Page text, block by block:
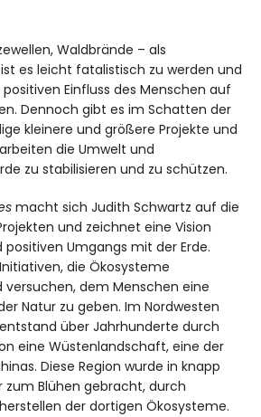
Waldbrände – als
es leicht fatalistisch zu werden und
Einfluss des Menschen auf
Dennoch gibt es im Schatten der
kleinere und größere Projekte und
die Umwelt und
zu stabilisieren und zu schützen.
macht sich Judith Schwartz auf die
und zeichnet eine Vision
Umgangs mit der Erde.
die Ökosysteme
versuchen, dem Menschen eine
Natur zu geben. Im Nordwesten
über Jahrhunderte durch
eine Wüstenlandschaft, eine der
Diese Region wurde in knapp
zum Blühen gebracht, durch
der dortigen Ökosysteme.